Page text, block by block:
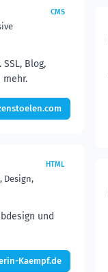
CMS
Blog,
mehr.
Design,
HTML
und
Kaempf.de